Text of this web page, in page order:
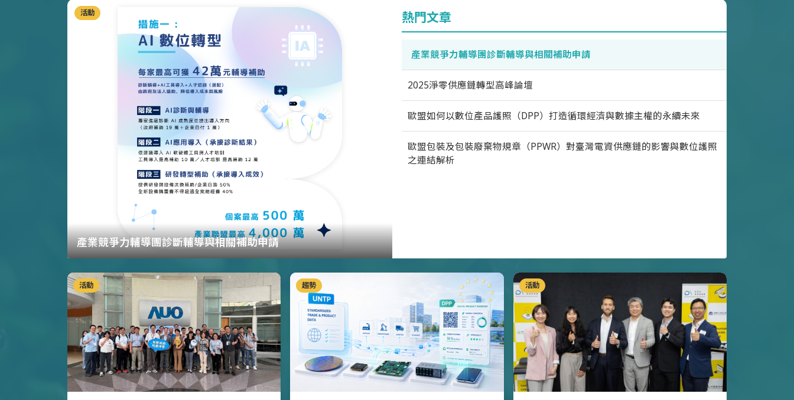
產業競爭力輔導團診斷輔導與相關補助申請
活動 熱門文章
產業競爭力輔導團診斷輔導與相關補助申請
2025淨零供應鏈轉型高峰論壇
歐盟如何以數位產品護照（DPP）打造循環經濟與數據主權的永續未來
歐盟包裝及包裝廢棄物規章（PPWR）對臺灣電資供應鏈的影響與數位護照
之連結解析
活動 趨勢 活動